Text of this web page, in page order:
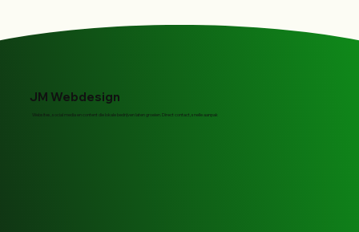
JM Webdesign
Websites, social media en content die lokale bedrijven laten groeien. Direct contact, snelle aanpak